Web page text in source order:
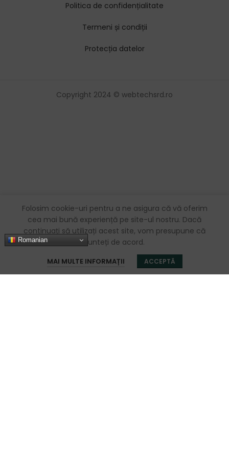
Politica de confidențialitate
Termeni și condiții
Protecția datelor
Copyright 2024 © webtechsrd.ro
Folosim cookie-uri pentru a ne asigura că vă oferim
cea mai bună experiență pe site-ul nostru. Dacă
continuați să utilizați acest site, vom presupune că
sunteți de acord.
MAI MULTE INFORMAȚII ACCEPTĂ
Romanian
Coș Contul meu